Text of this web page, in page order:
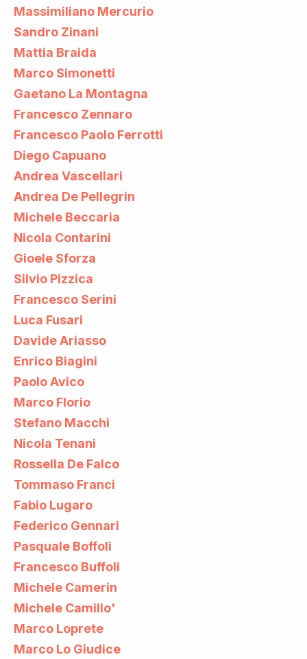
Massimiliano Mercurio
Sandro Zinani
Mattia Braida
Marco Simonetti
Gaetano La Montagna
Francesco Zennaro
Francesco Paolo Ferrotti
Diego Capuano
Andrea Vascellari
Andrea De Pellegrin
Michele Beccaria
Nicola Contarini
Gioele Sforza
Silvio Pizzica
Francesco Serini
Luca Fusari
Davide Ariasso
Enrico Biagini
Paolo Avico
Marco Florio
Stefano Macchi
Nicola Tenani
Rossella De Falco
Tommaso Franci
Fabio Lugaro
Federico Gennari
Pasquale Boffoli
Francesco Buffoli
Michele Camerin
Michele Camillo'
Marco Loprete
Marco Lo Giudice